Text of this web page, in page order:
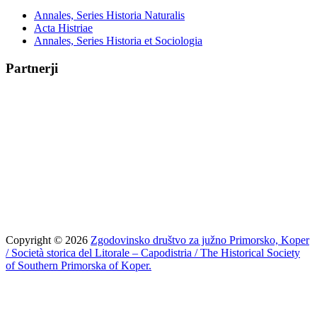
Annales, Series Historia Naturalis
Acta Histriae
Annales, Series Historia et Sociologia
Partnerji
Copyright © 2026 Zgodovinsko društvo za južno Primorsko, Koper
/ Società storica del Litorale – Capodistria / The Historical Society
of Southern Primorska of Koper.